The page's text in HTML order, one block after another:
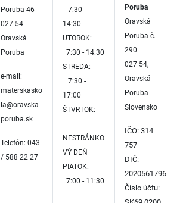
Poruba 46
027 54
Oravská
Poruba
e-mail:
materskasko
la@oravska
poruba.sk
Telefón: 043
/ 588 22 27
7:30 -
14:30
UTOROK:
7:30 - 14:30
STREDA:
7:30 -
17:00
ŠTVRTOK:
NESTRÁNKO
VÝ DEŇ
PIATOK:
7:00 - 11:30
Poruba
Oravská
Poruba č.
290
027 54,
Oravská
Poruba
Slovensko
IČO: 314
757
DIČ:
2020561796
Číslo účtu: